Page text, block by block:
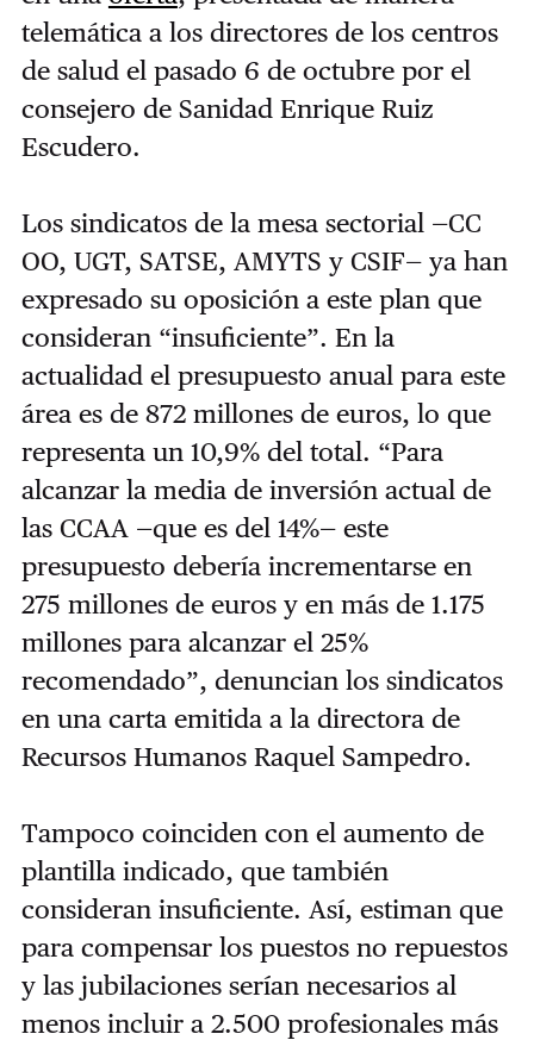
telemática a los directores de los centros
de salud el pasado 6 de octubre por el
consejero de Sanidad Enrique Ruiz
Escudero.
Los sindicatos de la mesa sectorial —CC
OO, UGT, SATSE, AMYTS y CSIF— ya han
expresado su oposición a este plan que
consideran “insuficiente”. En la
actualidad el presupuesto anual para este
área es de 872 millones de euros, lo que
representa un 10,9% del total. “Para
alcanzar la media de inversión actual de
las CCAA —que es del 14%— este
presupuesto debería incrementarse en
275 millones de euros y en más de 1.175
millones para alcanzar el 25%
recomendado”, denuncian los sindicatos
en una carta emitida a la directora de
Recursos Humanos Raquel Sampedro.
Tampoco coinciden con el aumento de
plantilla indicado, que también
consideran insuficiente. Así, estiman que
para compensar los puestos no repuestos
y las jubilaciones serían necesarios al
menos incluir a 2.500 profesionales más